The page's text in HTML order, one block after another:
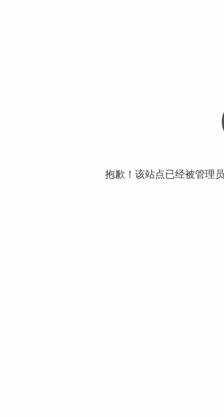
抱歉！该站点已经被管理